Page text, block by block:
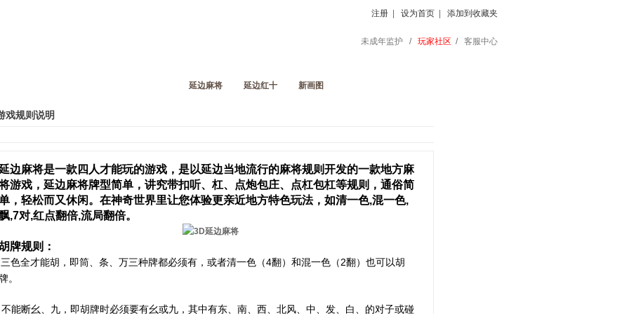
注册 设为首页 添加到收藏夹
未成年监护 / 玩家社区 / 客服中心
延边麻将 延边红十 新画图
戏规则说明
边麻将是一款四人才能玩的游戏，是以延边当地流行的麻将规则开发的一款地方麻
游戏，延边麻将牌型简单，讲究带扣听、杠、点炮包庄、点杠包杠等规则，通俗简
，轻松而又休闲。在神奇世界里让您体验更亲近地方特色玩法，如清一色,混一色,
,7对,红点翻倍,流局翻倍。
牌规则：
三色全才能胡，即筒、条、万三种牌都必须有，或者清一色（4翻）和混一色（2翻）也可以胡
。
能断幺、九，即胡牌时必须要有幺或九，其中有东、南、西、北风、中、发、白、的对子或碰